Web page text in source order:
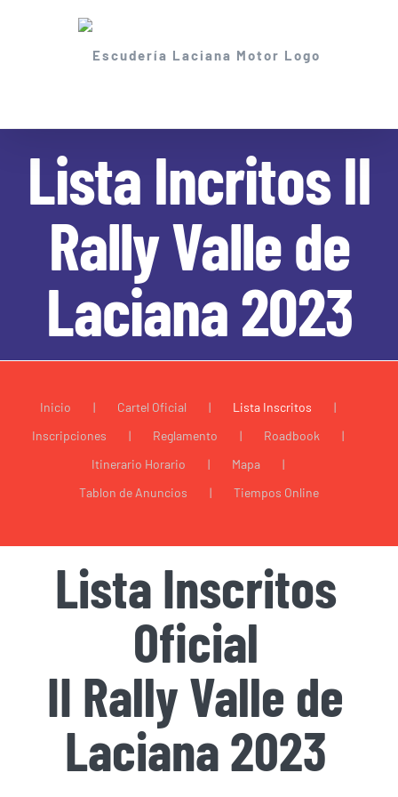
Lista Incritos II
Rally Valle de
Laciana 2023
Inicio Cartel Oficial
Lista Inscritos
Inscripciones
Reglamento
Roadbook
Itinerario Horario
Mapa
Tablon de Anuncios
Tiempos Online
Lista Inscritos
Oficial
II Rally Valle de
Laciana 2023